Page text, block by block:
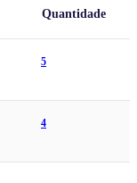
Quantidade
5
4